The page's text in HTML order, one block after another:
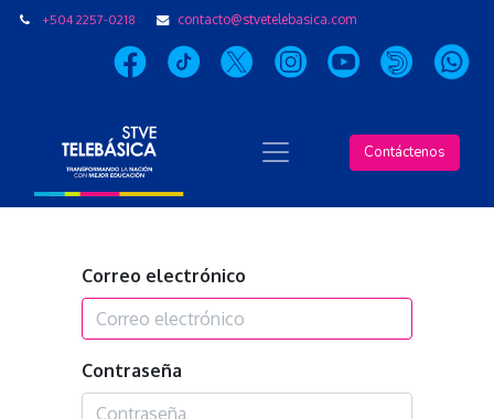
+504 2257-0218 contacto@stvetelebasica.com
Contáctenos
Correo electrónico
Contraseña